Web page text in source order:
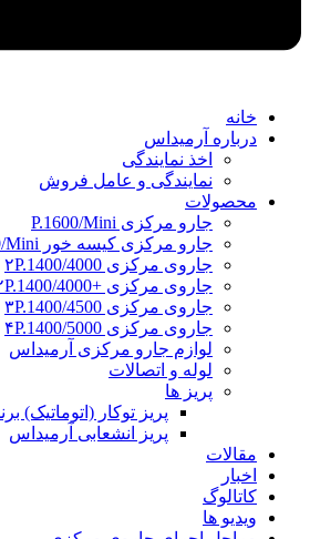
خانه
درباره آرمیداس
اخذ نمایندگی
نمایندگی و عامل فروش
محصولات
جارو مرکزی P.1600/Mini
جارو مرکزی کیسه خور P.1600/Mini
جاروی مرکزی ۲P.1400/4000
جاروی مرکزی +۲P.1400/4000
جاروی مرکزی ۳P.1400/4500
جاروی مرکزی ۴P.1400/5000
لوازم جارو مرکزی آرمیداس
لوله و اتصالات
پریز ها
پریز توکار (اتوماتیک)
پریز انشعابی آرمیداس
مقالات
اخبار
کاتالوگ
ویدیو ها